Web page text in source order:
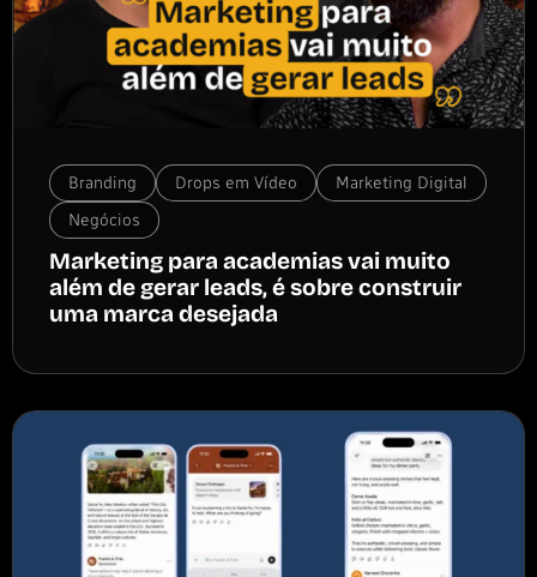
Branding Drops em Vídeo
Marketing Digital
Negócios
Marketing para academias vai muito
além de gerar leads, é sobre construir
uma marca desejada